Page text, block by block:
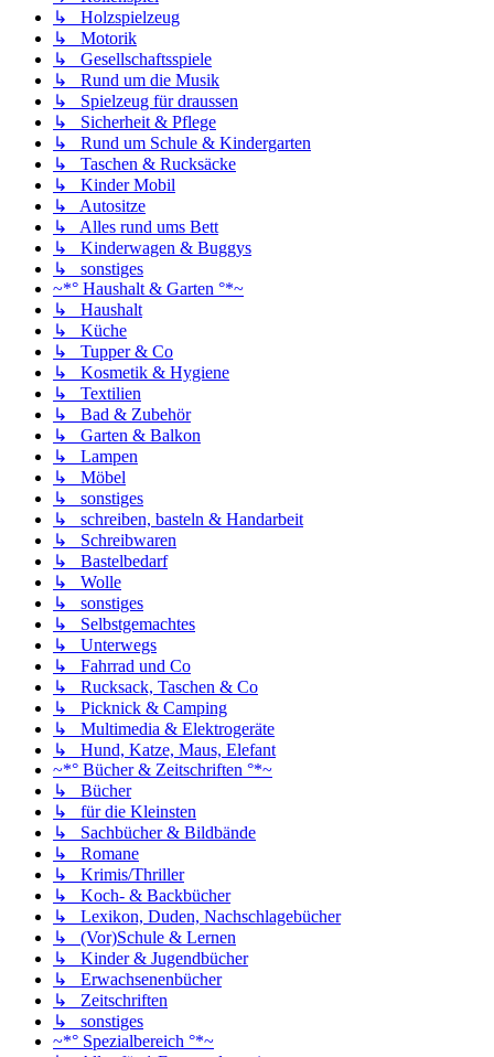
↳ Holzspielzeug
↳ Motorik
↳ Gesellschaftsspiele
↳ Rund um die Musik
↳ Spielzeug für draussen
↳ Sicherheit & Pflege
↳ Rund um Schule & Kindergarten
↳ Taschen & Rucksäcke
↳ Kinder Mobil
↳ Autositze
↳ Alles rund ums Bett
↳ Kinderwagen & Buggys
↳ sonstiges
~*° Haushalt & Garten °*~
↳ Haushalt
↳ Küche
↳ Tupper & Co
↳ Kosmetik & Hygiene
↳ Textilien
↳ Bad & Zubehör
↳ Garten & Balkon
↳ Lampen
↳ Möbel
↳ sonstiges
↳ schreiben, basteln & Handarbeit
↳ Schreibwaren
↳ Bastelbedarf
↳ Wolle
↳ sonstiges
↳ Selbstgemachtes
↳ Unterwegs
↳ Fahrrad und Co
↳ Rucksack, Taschen & Co
↳ Picknick & Camping
↳ Multimedia & Elektrogeräte
↳ Hund, Katze, Maus, Elefant
~*° Bücher & Zeitschriften °*~
↳ Bücher
↳ für die Kleinsten
↳ Sachbücher & Bildbände
↳ Romane
↳ Krimis/Thriller
↳ Koch- & Backbücher
↳ Lexikon, Duden, Nachschlagebücher
↳ (Vor)Schule & Lernen
↳ Kinder & Jugendbücher
↳ Erwachsenenbücher
↳ Zeitschriften
↳ sonstiges
~*° Spezialbereich °*~